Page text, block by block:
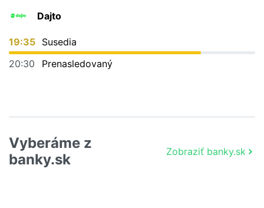
Dajto
19:35 Susedia
20:30
Prenasledovaný
Vyberáme z
banky.sk
Zobraziť banky.sk